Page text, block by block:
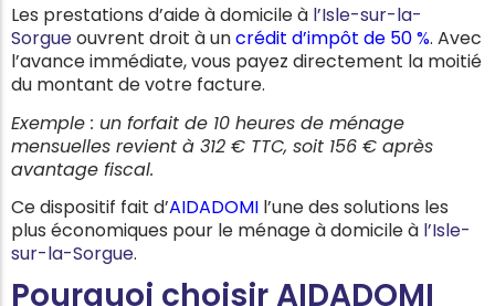
Les prestations d’aide à domicile à l’Isle-sur-la-
Sorgueouvrent droit à uncrédit d’impôt de 50 %. Avec
l’avance immédiate, vous payez directement la moitié
du montant de votre facture.
Exemple : un forfait de 10 heures de ménage
mensuelles revient à 312 € TTC, soit 156 € après
avantage fiscal.
Ce dispositif fait d’AIDADOMI l’une des solutions les
plus économiques pour le ménage à domicile à l’Isle-
sur-la-Sorgue.
Pourquoi choisir AIDADOMI